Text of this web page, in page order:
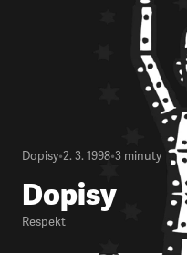
Dopisy•2. 3. 1998•3 minuty
Dopisy
Respekt